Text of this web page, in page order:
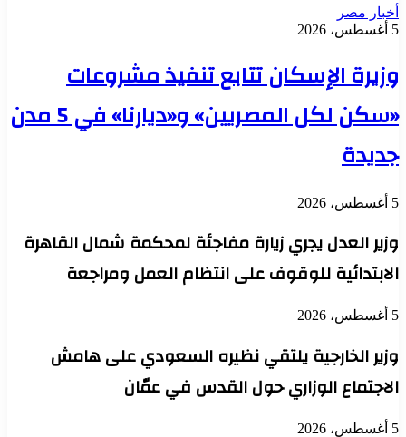
أخبار مصر
5 أغسطس، 2026
وزيرة الإسكان تتابع تنفيذ مشروعات
«سكن لكل المصريين» و«ديارنا» في 5 مدن
جديدة
5 أغسطس، 2026
وزير العدل يجري زيارة مفاجئة لمحكمة شمال القاهرة
الابتدائية للوقوف على انتظام العمل ومراجعة
5 أغسطس، 2026
وزير الخارجية يلتقي نظيره السعودي على هامش
الاجتماع الوزاري حول القدس في عمّان
5 أغسطس، 2026